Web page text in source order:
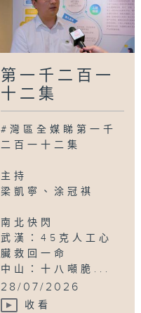
第一千二百一
十二集
#灣區全媒睇第一千
二百一十二集
主持
梁凱寧、涂冠祺
南北快閃
武漢：45克人工心
臟救回一命
中山：十八噸脆...
28/07/2026
收看